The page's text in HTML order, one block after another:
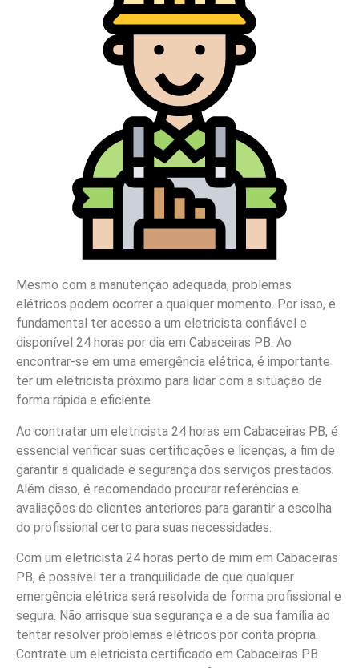
Mesmo com a manutenção adequada, problemas
elétricos podem ocorrer a qualquer momento. Por isso, é
fundamental ter acesso a um eletricista confiável e
disponível 24 horas por dia em Cabaceiras PB. Ao
encontrar-se em uma emergência elétrica, é importante
ter um eletricista próximo para lidar com a situação de
forma rápida e eficiente.
Ao contratar um eletricista 24 horas em Cabaceiras PB, é
essencial verificar suas certificações e licenças, a fim de
garantir a qualidade e segurança dos serviços prestados.
Além disso, é recomendado procurar referências e
avaliações de clientes anteriores para garantir a escolha
do profissional certo para suas necessidades.
Com um eletricista 24 horas perto de mim em Cabaceiras
PB, é possível ter a tranquilidade de que qualquer
emergência elétrica será resolvida de forma profissional e
segura. Não arrisque sua segurança e a de sua família ao
tentar resolver problemas elétricos por conta própria.
Contrate um eletricista certificado em Cabaceiras PB